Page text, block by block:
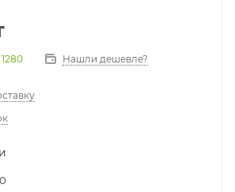
1280 Нашли дешевле?